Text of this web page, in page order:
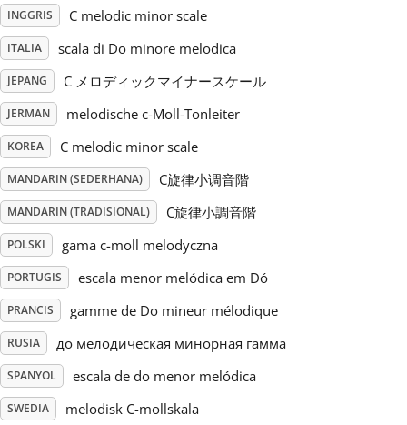
Русский
Svenska
Tiếng Việt
Türkçe
Українська
简体中文
繁體中文
INGGRIS C melodic minor scale
ITALIA scala di Do minore melodica
JEPANG C メロディックマイナースケール
JERMAN melodische c-Moll-Tonleiter
KOREA C melodic minor scale
MANDARIN (SEDERHANA) C旋律小调音階
MANDARIN (TRADISIONAL) C旋律小調音階
POLSKI gama c-moll melodyczna
PORTUGIS escala menor melódica em Dó
PRANCIS gamme de Do mineur mélodique
RUSIA до мелодическая минорная гамма
SPANYOL escala de do menor melódica
SWEDIA melodisk C-mollskala